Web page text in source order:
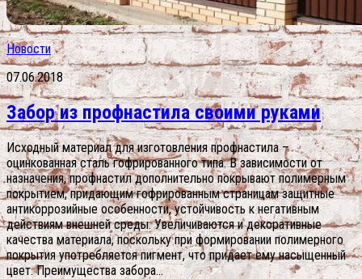
Новости
07.06.2018
Забор из профнастила своими руками
Исходный материал для изготовления профнастила –
оцинкованная сталь гофрированного типа. В зависимости от
назначения, профнастил дополнительно покрывают полимерным
покрытием, придающим гофрированным страницам защитные
антикоррозийные особенности, устойчивость к негативным
действиям внешней среды. Увеличиваются и декоративные
качества материала, поскольку при формировании полимерного
покрытия употребляется пигмент, что придает ему насыщенный
цвет. Преимущества забора...